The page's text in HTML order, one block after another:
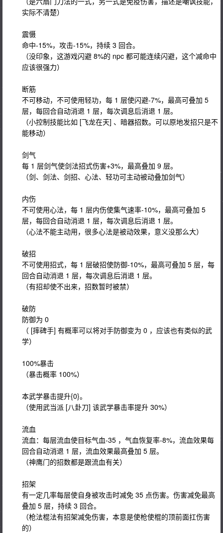
实际不清楚）
震慑
命中-15%，攻击-15%，持续 3 回合。
（没印象，这游戏闪避 8%的 npc 都可能连续闪避，这个减命中
应该很强力）
断筋
不可移动，不可使用轻功，每 1 层使闪避-7%，最高可叠加 5
层，每回合自动消退 1 层，每次调息后消退 1 层。
（小控制技能比如 [飞龙在天] 、暗器招数。可以原地发招只是不
能移动）
剑气
每 1 层剑气使剑法招式伤害+3%，最高叠加 9 层。
（剑、剑法、剑招、心法、轻功可主动被动叠加剑气）
内伤
不可使用心法，每 1 层内伤使集气速率-10%，最高可叠加 5
层，每回合自动消退 1 层，每次调息后消退 1 层。
（心法不能主动用，很多心法是被动效果，意义没那么大）
破招
不可使用招式，每 1 层破招使防御-10%，最高可叠加 5 层，每
回合自动消退 1 层，每次调息后消退 1 层。
（有招却使不出来，招数暂时被禁）
破防
防御为 0
（ [摔碑手] 有概率可以将对手防御变为 0 ，应该也有类似的武
学）
100%暴击
（暴击概率 100%）
本武学暴击提升{0}。
（使用武当派 [八卦刀] 该武学暴击率提升 30%）
流血
流血：每层流血使目标气血-35 ，气血恢复率-8%，流血效果每
回合自动消退 1 层，流血效果最高叠加 5 层。
（神鹰门的招数都是跟流血有关）
招架
有一定几率每层使自身被攻击时减免 35 点伤害。伤害减免最高
叠加 5 层，持续 3 回合。
（枪法棍法有招架减免伤害，本意是使枪使棍的顶前面扛伤害
的）